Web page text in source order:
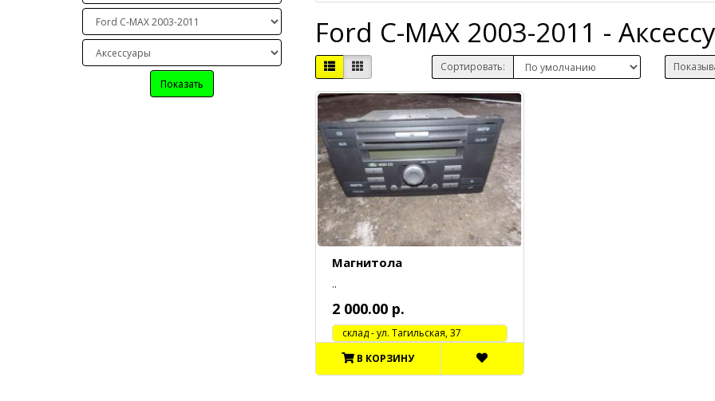
Показать
Ford C-MAX 2003-2011 -
Сортировать:
Магнитола
..
2 000.00 р.
cклад - ул. Тагильская, 37
В КОРЗИНУ